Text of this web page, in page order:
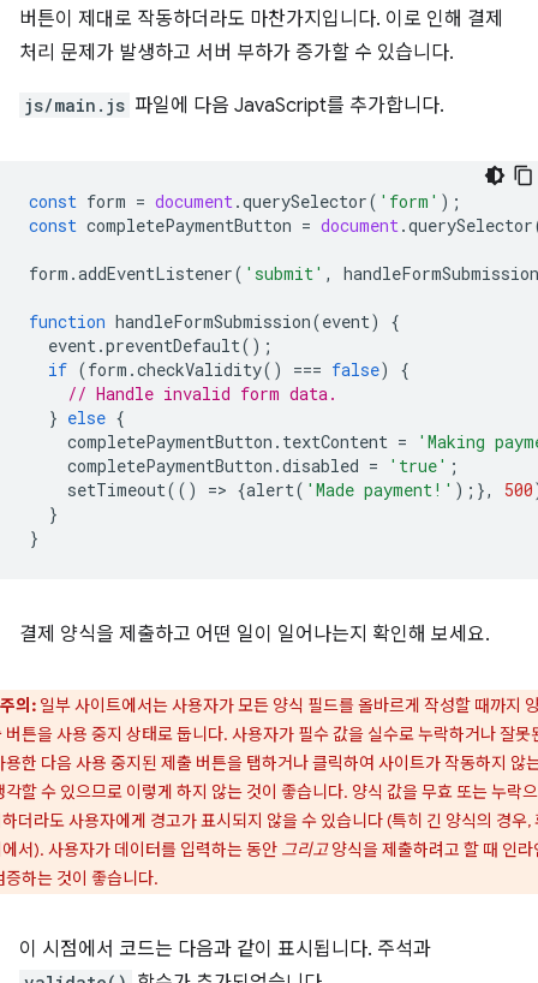
버튼이 제대로 작동하더라도 마찬가지입니다. 이로 인해 결제
처리 문제가 발생하고 서버 부하가 증가할 수 있습니다.
js/main.js 파일에 다음 JavaScript를 추가합니다.
const form = document.querySelector( 'form' );
const completePaymentButton = document.querySelector
form .addEventListener( 'submit' , handleFormSubmission
function handleFormSubmission(event)
{
event.preventDefault();
if (form .checkValidity() === false)
{
// Handle invalid form data.
} else {
completePaymentButton . textContent =
'Making
completePaymentButton .disabled = 'true' ;
setTimeout(() => {alert( 'Made payment!' );}, 500
}
}
결제 양식을 제출하고 어떤 일이 일어나는지 확인해 보세요.
주의: 일부 사이트에서는 사용자가 모든 양식 필드를 올바르게 작성할 때까지
버튼을 사용 중지 상태로 둡니다. 사용자가 필수 값을 실수로 누락하거나 잘못
용한 다음 사용 중지된 제출 버튼을 탭하거나 클릭하여 사이트가 작동하지 않
각할 수 있으므로 이렇게 하지 않는 것이 좋습니다. 양식 값을 무효 또는 누락
더라도 사용자에게 경고가 표시되지 않을 수 있습니다 (특히 긴 양식의 경우,
서). 사용자가 데이터를 입력하는 동안 그리고양식을 제출하려고 할 때 인라
증하는 것이 좋습니다.
이 시점에서 코드는 다음과 같이 표시됩니다. 주석과